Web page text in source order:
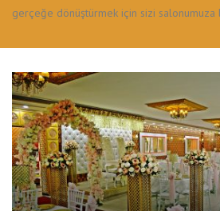
gerçeğe dönüştürmek için sizi salonumuza